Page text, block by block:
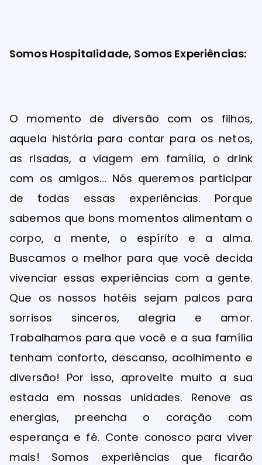
Somos Hospitalidade, Somos Experiências:
O momento de diversão com os filhos,
aquela história para contar para os netos,
as risadas, a viagem em família, o drink
com os amigos… Nós queremos participar
de todas essas experiências. Porque
sabemos que bons momentos alimentam o
corpo, a mente, o espírito e a alma.
Buscamos o melhor para que você decida
vivenciar essas experiências com a gente.
Que os nossos hotéis sejam palcos para
sorrisos sinceros, alegria e amor.
Trabalhamos para que você e a sua família
tenham conforto, descanso, acolhimento e
diversão! Por isso, aproveite muito a sua
estada em nossas unidades. Renove as
energias, preencha o coração com
esperança e fé. Conte conosco para viver
mais! Somos experiências que ficarão